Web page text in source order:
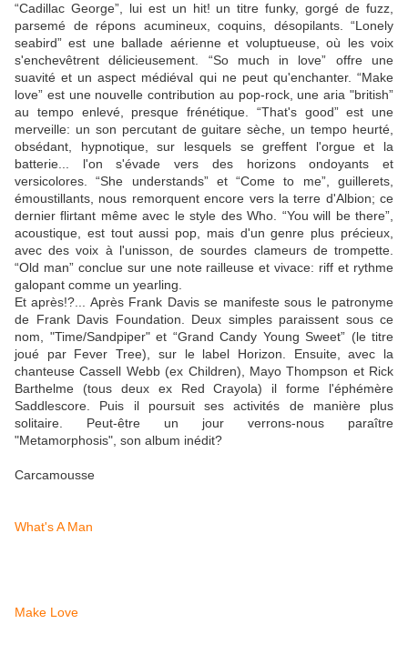
“Cadillac George”, lui est un hit! un titre funky, gorgé de fuzz,
parsemé de répons acumineux, coquins, désopilants. “Lonely
seabird” est une ballade aérienne et voluptueuse, où les voix
s'enchevêtrent délicieusement. “So much in love” offre une
suavité et un aspect médiéval qui ne peut qu'enchanter. “Make
love” est une nouvelle contribution au pop-rock, une aria "british”
au tempo enlevé, presque frénétique. “That's good” est une
merveille: un son percutant de guitare sèche, un tempo heurté,
obsédant, hypnotique, sur lesquels se greffent l'orgue et la
batterie... l'on s'évade vers des horizons ondoyants et
versicolores. “She understands” et “Come to me”, guillerets,
émoustillants, nous remorquent encore vers la terre d'Albion; ce
dernier flirtant même avec le style des Who. “You will be there”,
acoustique, est tout aussi pop, mais d'un genre plus précieux,
avec des voix à l'unisson, de sourdes clameurs de trompette.
“Old man” conclue sur une note railleuse et vivace: riff et rythme
galopant comme un yearling.
Et après!?... Après Frank Davis se manifeste sous le patronyme
de Frank Davis Foundation. Deux simples paraissent sous ce
nom, "Time/Sandpiper" et “Grand Candy Young Sweet” (le titre
joué par Fever Tree), sur le label Horizon. Ensuite, avec la
chanteuse Cassell Webb (ex Children), Mayo Thompson et Rick
Barthelme (tous deux ex Red Crayola) il forme l'éphémère
Saddlescore. Puis il poursuit ses activités de manière plus
solitaire. Peut-être un jour verrons-nous paraître
"Metamorphosis", son album inédit?
Carcamousse
What's A Man
Make Love